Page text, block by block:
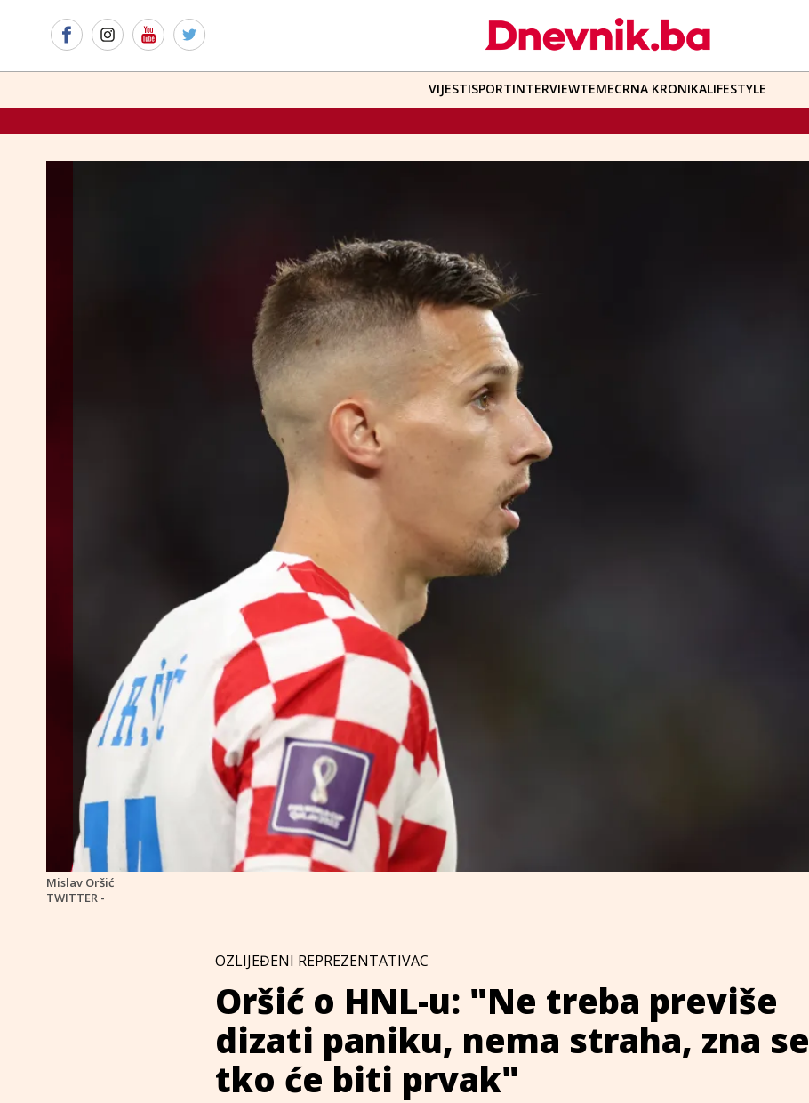
VIJESTISPORTINTERVIEWTEMECRNA KRONIKALIFESTYLE
Mislav Oršić
TWITTER -
OZLIJEĐENI REPREZENTATIVAC
Oršić o HNL-u: "Ne treba previše
dizati paniku, nema straha, zna se
tko će biti prvak"